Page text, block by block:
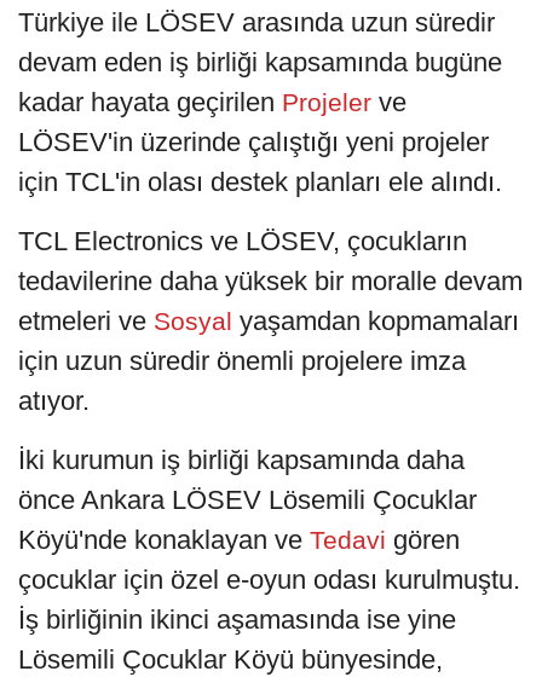
Türkiye ile LÖSEV arasında uzun süredir
devam eden iş birliği kapsamında bugüne
kadar hayata geçirilen Projeler ve
LÖSEV'in üzerinde çalıştığı yeni projeler
için TCL'in olası destek planları ele alındı.
TCL Electronics ve LÖSEV, çocukların
tedavilerine daha yüksek bir moralle devam
etmeleri ve Sosyal yaşamdan kopmamaları
için uzun süredir önemli projelere imza
atıyor.
İki kurumun iş birliği kapsamında daha
önce Ankara LÖSEV Lösemili Çocuklar
Köyü'nde konaklayan ve Tedavi gören
çocuklar için özel e-oyun odası kurulmuştu.
İş birliğinin ikinci aşamasında ise yine
Lösemili Çocuklar Köyü bünyesinde,